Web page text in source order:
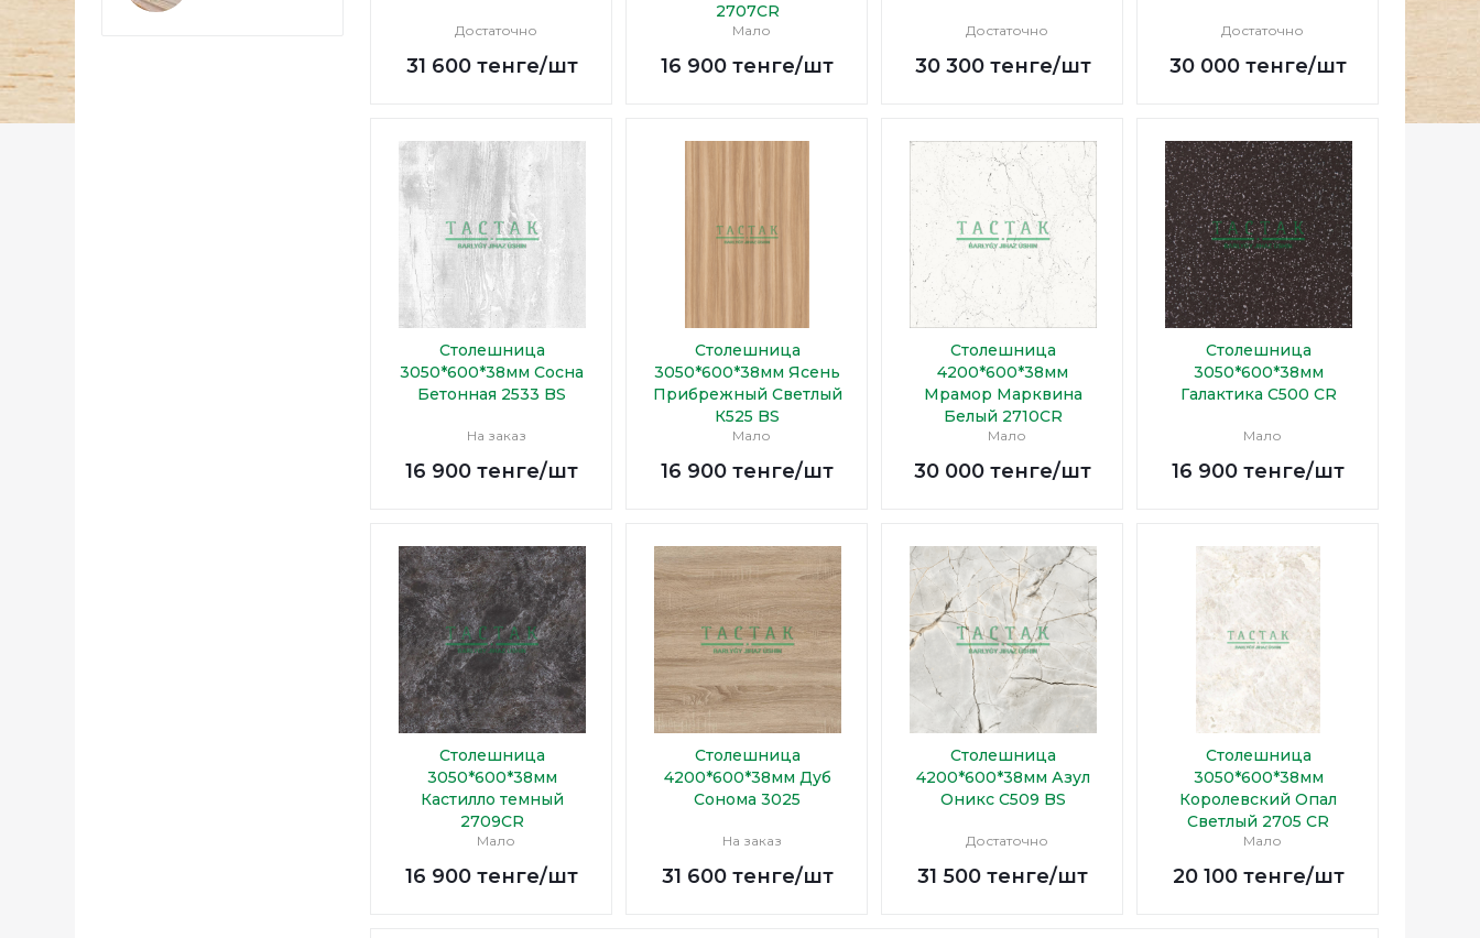
Достаточно
31 600тенге/шт
2707CR
Мало
16 900 тенге/шт
Достаточно
30 300тенге/шт
Достаточно
30 000 тенге/шт
Столешница
3050*600*38мм Сосна
Бетонная 2533 BS
На заказ
16 900 тенге/шт
Столешница
3050*600*38мм Ясень
Прибрежный Светлый
К525 BS
Мало
16 900 тенге/шт
Столешница
4200*600*38мм
Мрамор Марквина
Белый 2710CR
Мало
30 000 тенге/шт
Столешница
3050*600*38мм
Галактика С500 CR
Мало
16 900 тенге/шт
Столешница
3050*600*38мм
Кастилло темный
2709CR
Мало
16 900 тенге/шт
Столешница
4200*600*38мм Дуб
Сонома 3025
На заказ
31 600тенге/шт
Столешница
4200*600*38мм Азул
Оникс С509 BS
Достаточно
31 500 тенге/шт
Столешница
3050*600*38мм
Королевский Опал
Светлый 2705 CR
Мало
20 100тенге/шт